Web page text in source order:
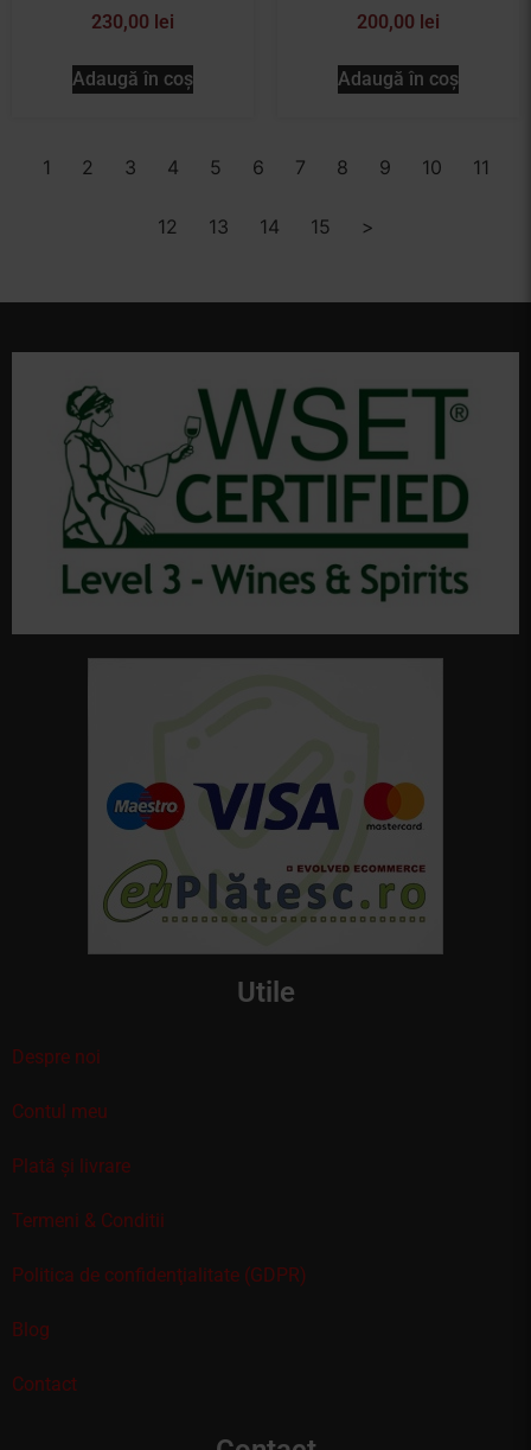
230,00 lei
Adaugă în coș
200,00 lei
Adaugă în coș
1 2 3 4 5 6 7 8 9 10 11
12 13 14 15 >
Utile
Despre noi
Contul meu
Plată și livrare
Termeni & Conditii
Politica de confidenţialitate (GDPR)
Blog
Contact